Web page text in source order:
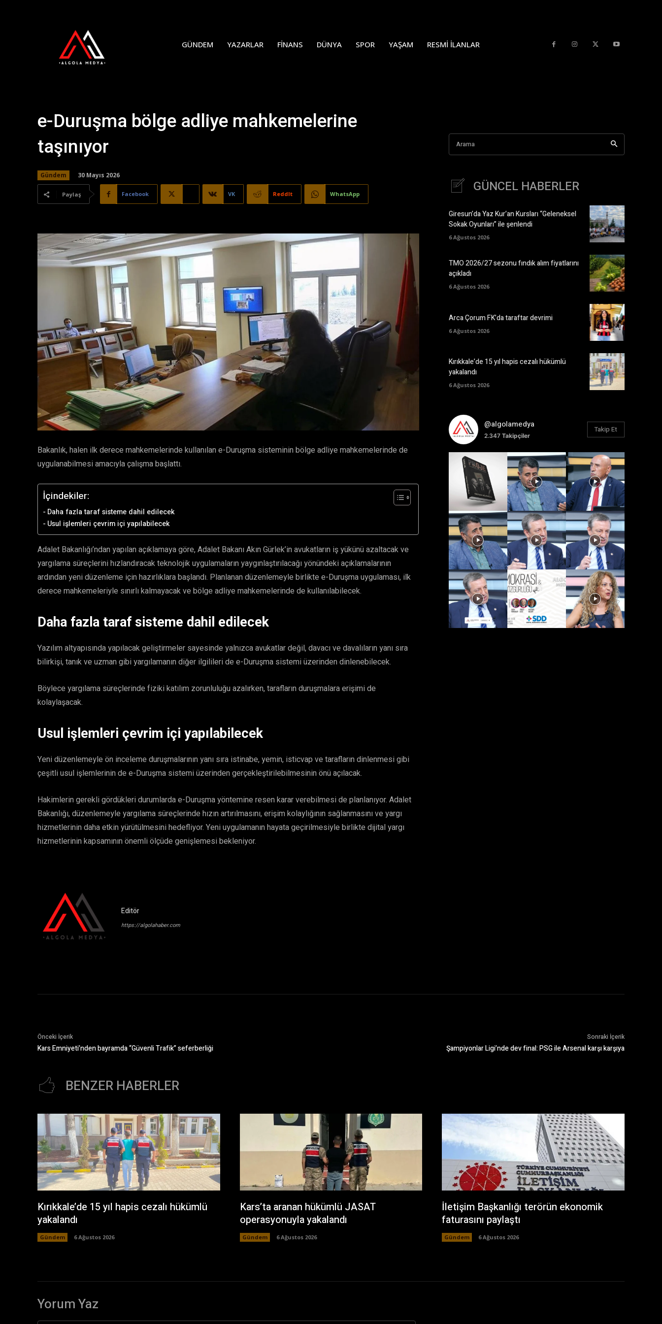
GÜNDEM YAZARLAR FINANS DÜNYA SPOR YAŞAM RESMI İLANLAR
e-Duruşma bölge adliye mahkemelerine
taşınıyor
Gündem 30 Mayıs 2026
Paylaş Facebook VK ReddIt WhatsApp
Bakanlık, halen ilk derece mahkemelerinde kullanılan e-Duruşma sisteminin bölge adliye mahkemelerinde de
uygulanabilmesi amacıyla çalışma başlattı.
İçindekiler:
Daha fazla taraf sisteme dahil edilecek
Usul işlemleri çevrim içi yapılabilecek
Adalet Bakanlığı’ndan yapılan açıklamaya göre, Adalet Bakanı Akın Gürlek’in avukatların iş yükünü azaltacak ve
yargılama süreçlerini hızlandıracak teknolojik uygulamaların yaygınlaştırılacağı yönündeki açıklamalarının
ardından yeni düzenleme için hazırlıklara başlandı. Planlanan düzenlemeyle birlikte e-Duruşma uygulaması, ilk
derece mahkemeleriyle sınırlı kalmayacak ve bölge adliye mahkemelerinde de kullanılabilecek.
Daha fazla taraf sisteme dahil edilecek
Yazılım altyapısında yapılacak geliştirmeler sayesinde yalnızca avukatlar değil, davacı ve davalıların yanı sıra
bilirkişi, tanık ve uzman gibi yargılamanın diğer ilgilileri de e-Duruşma sistemi üzerinden dinlenebilecek.
Böylece yargılama süreçlerinde fiziki katılım zorunluluğu azalırken, tarafların duruşmalara erişimi de
kolaylaşacak.
Usul işlemleri çevrim içi yapılabilecek
Yeni düzenlemeyle ön inceleme duruşmalarının yanı sıra istinabe, yemin, isticvap ve tarafların dinlenmesi gibi
çeşitli usul işlemlerinin de e-Duruşma sistemi üzerinden gerçekleştirilebilmesinin önü açılacak.
Hakimlerin gerekli gördükleri durumlarda e-Duruşma yöntemine resen karar verebilmesi de planlanıyor. Adalet
Bakanlığı, düzenlemeyle yargılama süreçlerinde hızın artırılmasını, erişim kolaylığının sağlanmasını ve yargı
hizmetlerinin daha etkin yürütülmesini hedefliyor. Yeni uygulamanın hayata geçirilmesiyle birlikte dijital yargı
hizmetlerinin kapsamının önemli ölçüde genişlemesi bekleniyor.
Editör
https://algolahaber.com
Arama
GÜNCEL HABERLER
Giresun’da Yaz Kur’an Kursları “Geleneksel
Sokak Oyunları” ile şenlendi
6 Ağustos 2026
TMO 2026/27 sezonu fındık alım fiyatlarını
açıkladı
6 Ağustos 2026
Arca Çorum FK’da taraftar devrimi
6 Ağustos 2026
Kırıkkale’de 15 yıl hapis cezalı hükümlü
yakalandı
6 Ağustos 2026
@algolamedya
2.347Takipçiler
Takip Et
Önceki İçerik
Kars Emniyeti’nden bayramda “Güvenli Trafik” seferberliği
Sonraki İçerik
Şampiyonlar Ligi’nde dev final: PSG ile Arsenal karşı karşıya
BENZER HABERLER
Kırıkkale’de 15 yıl hapis cezalı hükümlü
yakalandı
Gündem 6 Ağustos 2026
Kars’ta aranan hükümlü JASAT
operasyonuyla yakalandı
Gündem 6 Ağustos 2026
İletişim Başkanlığı terörün ekonomik
faturasını paylaştı
Gündem 6 Ağustos 2026
Yorum Yaz